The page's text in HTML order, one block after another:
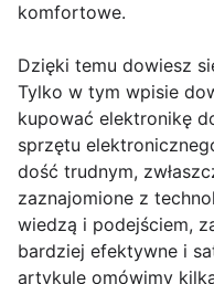
komfortowe.
Dzięki temu dowiesz
Tylko w tym wpisie
kupować elektronikę
sprzętu
dość trudnym,
zaznajomione z
wiedzą i podejściem,
bardziej efektywne i
artykule omówimy